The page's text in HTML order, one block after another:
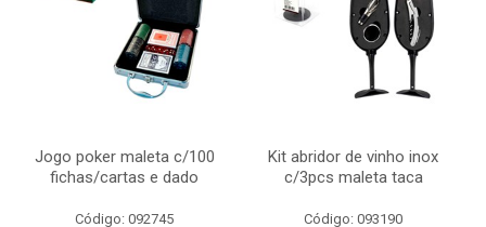
Jogo poker maleta c/100
fichas/cartas e dado
Código: 092745
Kit abridor de vinho inox
c/3pcs maleta taca
Código: 093190